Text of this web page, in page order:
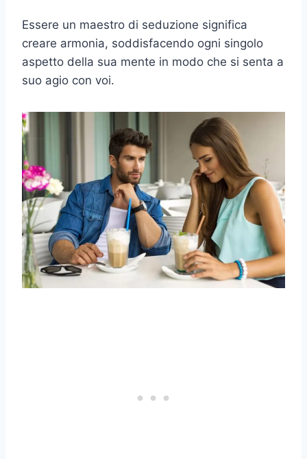
Essere un maestro di seduzione significa
creare armonia, soddisfacendo ogni singolo
aspetto della sua mente in modo che si senta a
suo agio con voi.